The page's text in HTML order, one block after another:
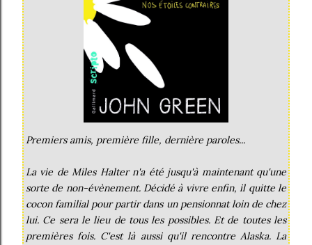
Premiers amis, première fille, dernière paroles...
La vie de Miles Halter n'a été jusqu'à maintenant qu'une
sorte de non-évènement. Décidé à vivre enfin, il quitte le
cocon familial pour partir dans un pensionnat loin de chez
lui. Ce sera le lieu de tous les possibles. Et de toutes les
premières fois. C'est là aussi qu'il rencontre Alaska. La